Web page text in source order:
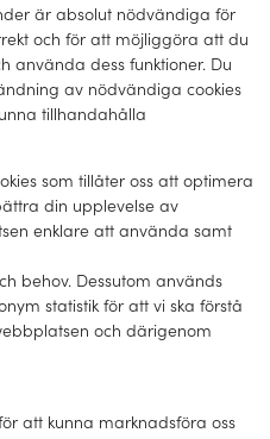
är absolut nödvändiga för
och för att möjliggöra att du
använda dess funktioner. Du
av nödvändiga cookies
tillhandahålla
som tillåter oss att optimera
din upplevelse av
enklare att använda samt
behov. Dessutom används
statistik för att vi ska förstå
och därigenom
att kunna marknadsföra oss